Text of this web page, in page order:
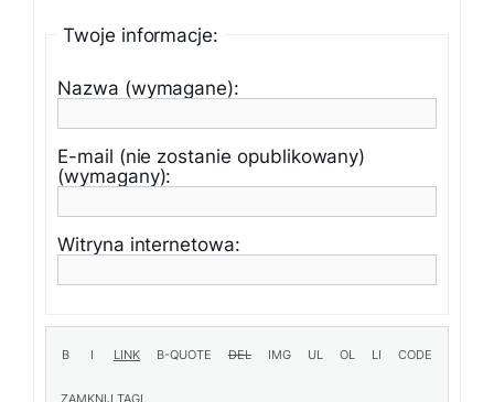
Twoje informacje:
Nazwa (wymagane):
E-mail (nie zostanie opublikowany)
(wymagany):
Witryna internetowa: